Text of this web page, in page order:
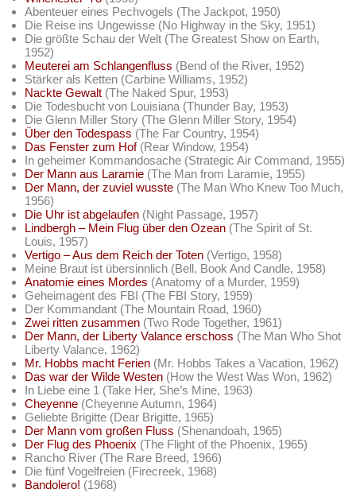
Abenteuer eines Pechvogels (The Jackpot, 1950)
Die Reise ins Ungewisse (No Highway in the Sky, 1951)
Die größte Schau der Welt (The Greatest Show on Earth,
1952)
Meuterei am Schlangenfluss (Bend of the River, 1952)
Stärker als Ketten (Carbine Williams, 1952)
Nackte Gewalt (The Naked Spur, 1953)
Die Todesbucht von Louisiana (Thunder Bay, 1953)
Die Glenn Miller Story (The Glenn Miller Story, 1954)
Über den Todespass (The Far Country, 1954)
Das Fenster zum Hof(Rear Window, 1954)
In geheimer Kommandosache (Strategic Air Command, 1955)
Der Mann aus Laramie (The Man from Laramie, 1955)
Der Mann, der zuviel wusste (The Man Who Knew Too Much,
1956)
Die Uhr ist abgelaufen (Night Passage, 1957)
Lindbergh – Mein Flug über den Ozean (The Spirit of St.
Louis, 1957)
Vertigo – Aus dem Reich der Toten (Vertigo, 1958)
Meine Braut ist übersinnlich (Bell, Book And Candle, 1958)
Anatomie eines Mordes (Anatomy of a Murder, 1959)
Geheimagent des FBI (The FBI Story, 1959)
Der Kommandant (The Mountain Road, 1960)
Zwei ritten zusammen (Two Rode Together, 1961)
Der Mann, der Liberty Valance erschoss (The Man Who Shot
Liberty Valance, 1962)
Mr. Hobbs macht Ferien (Mr. Hobbs Takes a Vacation, 1962)
Das war der Wilde Westen (How the West Was Won, 1962)
In Liebe eine 1 (Take Her, She’s Mine, 1963)
Cheyenne (Cheyenne Autumn, 1964)
Geliebte Brigitte (Dear Brigitte, 1965)
Der Mann vom großen Fluss (Shenandoah, 1965)
Der Flug des Phoenix (The Flight of the Phoenix, 1965)
Rancho River (The Rare Breed, 1966)
Die fünf Vogelfreien (Firecreek, 1968)
Bandolero! (1968)